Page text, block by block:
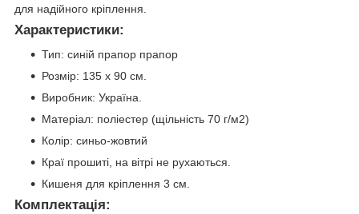
для надійного кріплення.
Характеристики:
Тип: синій прапор прапор
Розмір: 135 х 90 см.
Виробник: Україна.
Матеріал: поліестер (щільність 70 г/м2)
Колір: синьо-жовтий
Краї прошиті, на вітрі не рухаються.
Кишеня для кріплення 3 см.
Комплектація: